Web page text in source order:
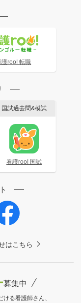
護roo! 転職
国試過去問&模試
看護roo! 国試
はこちら
募集中
る看護師さん、